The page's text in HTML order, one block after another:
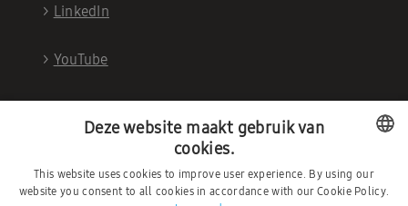
> LinkedIn
> YouTube
DUTCH
Deze website maakt gebruik van
cookies.
This website uses cookies to improve user experience. By using our
website you consent to all cookies in accordance with our Cookie Policy.